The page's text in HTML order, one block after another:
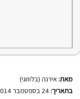
מאת: אירנה (בלוזוגי)
בתאריך: